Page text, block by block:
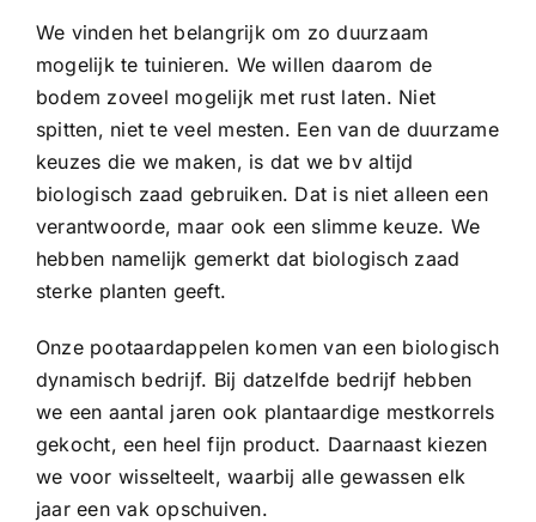
We vinden het belangrijk om zo duurzaam
mogelijk te tuinieren. We willen daarom de
bodem zoveel mogelijk met rust laten. Niet
spitten, niet te veel mesten. Een van de duurzame
keuzes die we maken, is dat we bv altijd
biologisch zaad gebruiken. Dat is niet alleen een
verantwoorde, maar ook een slimme keuze. We
hebben namelijk gemerkt dat biologisch zaad
sterke planten geeft.
Onze pootaardappelen komen van een biologisch
dynamisch bedrijf. Bij datzelfde bedrijf hebben
we een aantal jaren ook plantaardige mestkorrels
gekocht, een heel fijn product. Daarnaast kiezen
we voor wisselteelt, waarbij alle gewassen elk
jaar een vak opschuiven.